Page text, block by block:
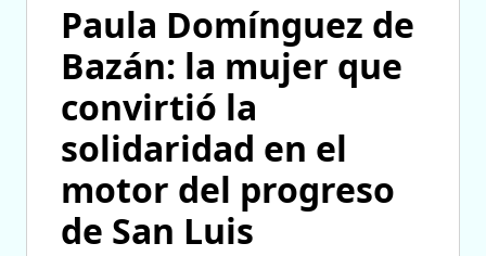
Paula Domínguez de
Bazán: la mujer que
convirtió la
solidaridad en el
motor del progreso
de San Luis